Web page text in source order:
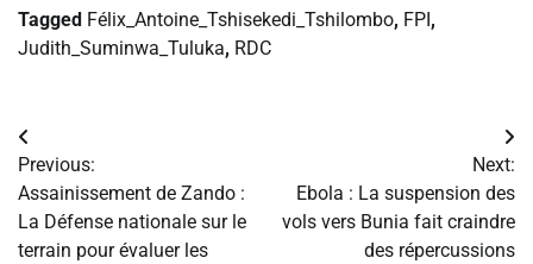
Tagged Félix_Antoine_Tshisekedi_Tshilombo, FPI ,
Judith_Suminwa_Tuluka, RDC
Navigation
de
l’article
Previous:
Assainissement de Zando :
La Défense nationale sur le
terrain pour évaluer les
Next:
Ebola : La suspension des
vols vers Bunia fait craindre
des répercussions